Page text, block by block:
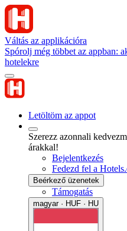
Váltás az applikációra
Spórolj még többet az appban:
hotelekre
Letöltöm az appot
Szerezz azonnali
árakkal!
Bejelentkezés
Fedezd fel a
Beérkező üzenetek
Támogatás
magyar · HUF · HU